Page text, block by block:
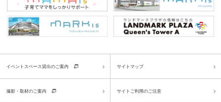
イベントスペース貸出のご案内
撮影・取材のご案内
サイトマップ
サイトご利用のご注意